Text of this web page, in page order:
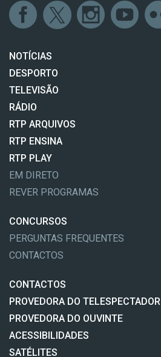
NOTÍCIAS
DESPORTO
TELEVISÃO
RÁDIO
RTP ARQUIVOS
RTP ENSINA
RTP PLAY
EM DIRETO
REVER PROGRAMAS
CONCURSOS
PERGUNTAS FREQUENTES
CONTACTOS
CONTACTOS
PROVEDORA DO TELESPECTADOR
PROVEDORA DO OUVINTE
ACESSIBILIDADES
SATÉLITES